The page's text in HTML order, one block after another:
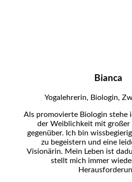
Bianca
Yogalehrerin, Biologin,
Als promovierte Biologin stehe
der Weiblichkeit mit großer
gegenüber. Ich bin
zu begeistern und eine
Visionärin. Mein Leben ist
stellt mich immer